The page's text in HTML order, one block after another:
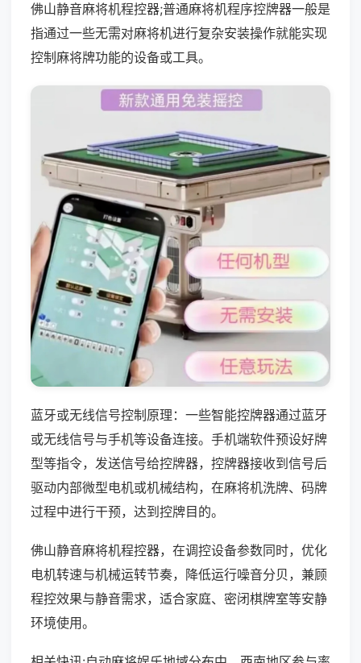
佛山静音麻将机程控器;普通麻将机程序控牌器一般是
指通过一些无需对麻将机进行复杂安装操作就能实现
控制麻将牌功能的设备或工具。
蓝牙或无线信号控制原理：一些智能控牌器通过蓝牙
或无线信号与手机等设备连接。手机端软件预设好牌
型等指令，发送信号给控牌器，控牌器接收到信号后
驱动内部微型电机或机械结构，在麻将机洗牌、码牌
过程中进行干预，达到控牌目的。
佛山静音麻将机程控器，在调控设备参数同时，优化
电机转速与机械运转节奏，降低运行噪音分贝，兼顾
程控效果与静音需求，适合家庭、密闭棋牌室等安静
环境使用。